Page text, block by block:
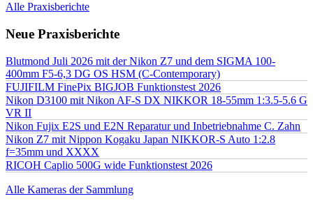
Alle Praxisberichte
Neue Praxisberichte
Blutmond Juli 2026 mit der Nikon Z7 und dem SIGMA 100-
400mm F5-6,3 DG OS HSM (C-Contemporary)
FUJIFILM FinePix BIGJOB Funktionstest 2026
Nikon D3100 mit Nikon AF-S DX NIKKOR 18-55mm 1:3.5-5.6 G
VR II
Nikon Fujix E2S und E2N Reparatur und Inbetriebnahme C. Zahn
Nikon Z7 mit Nippon Kogaku Japan NIKKOR-S Auto 1:2.8
f=35mm und XXXX
RICOH Caplio 500G wide Funktionstest 2026
Alle Kameras der Sammlung